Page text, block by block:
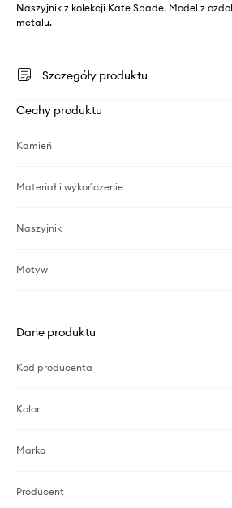
Naszyjnik z kolekcji Kate Spade. Model z
metalu.
Szczegóły produktu
Cechy produktu
Kamień
Materiał i wykończenie
Naszyjnik
Motyw
Dane produktu
Kod producenta
Kolor
Marka
Producent